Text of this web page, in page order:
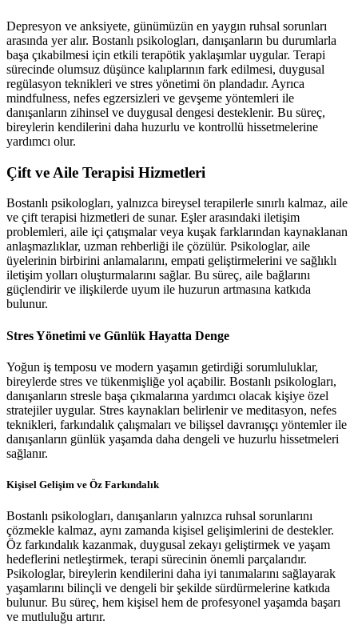
Depresyon ve anksiyete, günümüzün en yaygın ruhsal sorunları
arasında yer alır. Bostanlı psikologları, danışanların bu durumlarla
başa çıkabilmesi için etkili terapötik yaklaşımlar uygular. Terapi
sürecinde olumsuz düşünce kalıplarının fark edilmesi, duygusal
regülasyon teknikleri ve stres yönetimi ön plandadır. Ayrıca
mindfulness, nefes egzersizleri ve gevşeme yöntemleri ile
danışanların zihinsel ve duygusal dengesi desteklenir. Bu süreç,
bireylerin kendilerini daha huzurlu ve kontrollü hissetmelerine
yardımcı olur.
Çift ve Aile Terapisi Hizmetleri
Bostanlı psikologları, yalnızca bireysel terapilerle sınırlı kalmaz, aile
ve çift terapisi hizmetleri de sunar. Eşler arasındaki iletişim
problemleri, aile içi çatışmalar veya kuşak farklarından kaynaklanan
anlaşmazlıklar, uzman rehberliği ile çözülür. Psikologlar, aile
üyelerinin birbirini anlamalarını, empati geliştirmelerini ve sağlıklı
iletişim yolları oluşturmalarını sağlar. Bu süreç, aile bağlarını
güçlendirir ve ilişkilerde uyum ile huzurun artmasına katkıda
bulunur.
Stres Yönetimi ve Günlük Hayatta Denge
Yoğun iş temposu ve modern yaşamın getirdiği sorumluluklar,
bireylerde stres ve tükenmişliğe yol açabilir. Bostanlı psikologları,
danışanların stresle başa çıkmalarına yardımcı olacak kişiye özel
stratejiler uygular. Stres kaynakları belirlenir ve meditasyon, nefes
teknikleri, farkındalık çalışmaları ve bilişsel davranışçı yöntemler ile
danışanların günlük yaşamda daha dengeli ve huzurlu hissetmeleri
sağlanır.
Kişisel Gelişim ve Öz Farkındalık
Bostanlı psikologları, danışanların yalnızca ruhsal sorunlarını
çözmekle kalmaz, aynı zamanda kişisel gelişimlerini de destekler.
Öz farkındalık kazanmak, duygusal zekayı geliştirmek ve yaşam
hedeflerini netleştirmek, terapi sürecinin önemli parçalarıdır.
Psikologlar, bireylerin kendilerini daha iyi tanımalarını sağlayarak
yaşamlarını bilinçli ve dengeli bir şekilde sürdürmelerine katkıda
bulunur. Bu süreç, hem kişisel hem de profesyonel yaşamda başarı
ve mutluluğu artırır.